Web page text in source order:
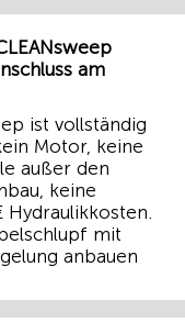
am
ist vollständig
Motor, keine
außer den
keine
Hydraulikkosten.
mit
anbauen